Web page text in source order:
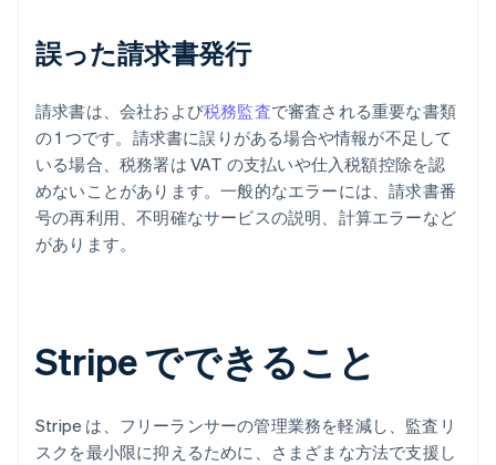
誤った請求書発行
請求書は、会社および税務監査で審査される重要な書類
の 1 つです。請求書に誤りがある場合や情報が不足して
いる場合、税務署は VAT の支払いや仕入税額控除を認
めないことがあります。一般的なエラーには、請求書番
号の再利用、不明確なサービスの説明、計算エラーなど
があります。
Stripe でできること
Stripe は、フリーランサーの管理業務を軽減し、監査リ
スクを最小限に抑えるために、さまざまな方法で支援し